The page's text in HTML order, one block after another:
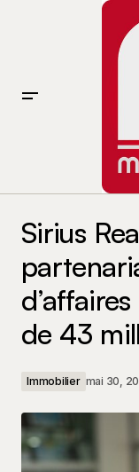
Sirius
de 43
Immobilier mai 30,